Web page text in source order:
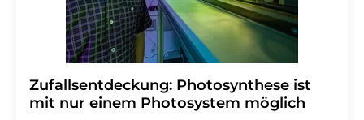
Zufallsentdeckung: Photosynthese ist
mit nur einem Photosystem möglich